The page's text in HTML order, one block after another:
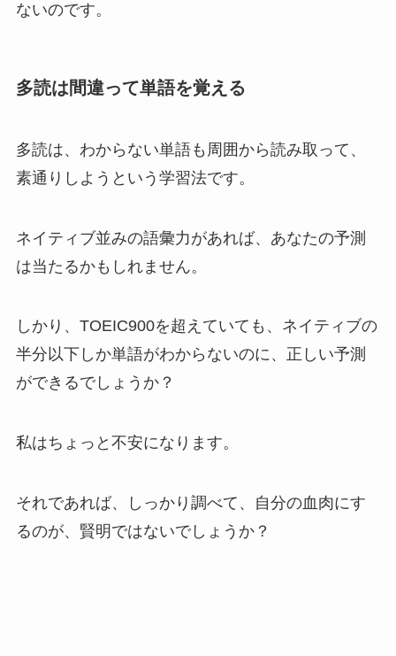
ないのです。
多読は間違って単語を覚える
多読は、わからない単語も周囲から読み取って、
素通りしようという学習法です。
ネイティブ並みの語彙力があれば、あなたの予測
は当たるかもしれません。
しかり、TOEIC900を超えていても、ネイティブの
半分以下しか単語がわからないのに、正しい予測
ができるでしょうか？
私はちょっと不安になります。
それであれば、しっかり調べて、自分の血肉にす
るのが、賢明ではないでしょうか？